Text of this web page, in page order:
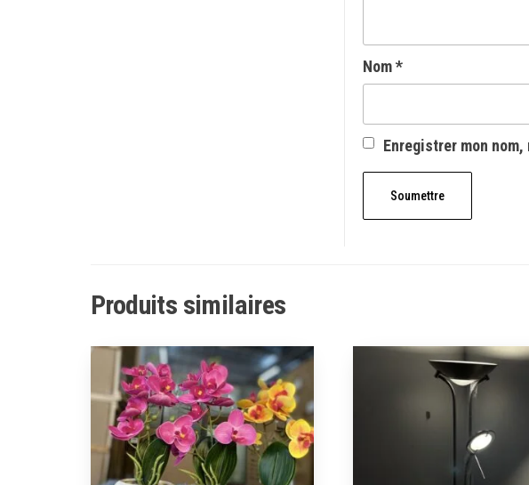
Nom*
Enregistrer mon
Produits similaires